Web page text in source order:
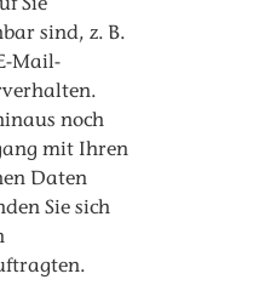
Sie
sind, z. B.
Mail-
noch
mit Ihren
Daten
Sie sich